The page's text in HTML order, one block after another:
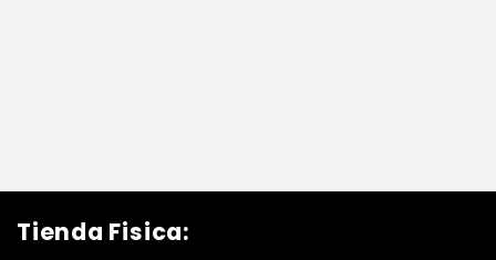
Tienda Fisica: